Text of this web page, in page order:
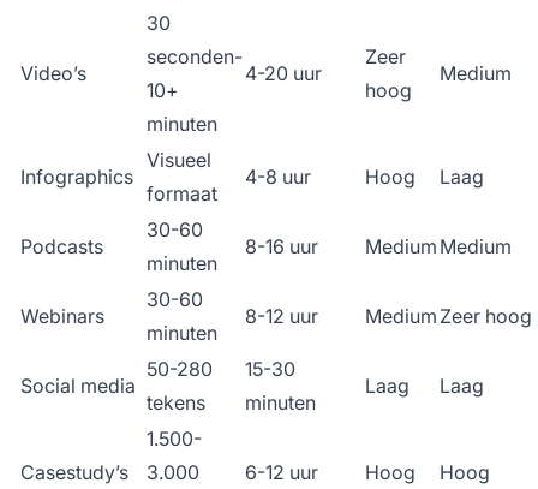
Video’s
30
seconden-
10+
minuten
4-20 uur
Zeer
hoog
Medium
Infographics
Visueel
formaat
4-8 uur Hoog Laag
Podcasts
30-60
minuten
8-16 uur Medium Medium
Webinars
30-60
minuten
8-12 uur Medium Zeer hoog
Social media
50-280
tekens
15-30
minuten
Laag Laag
Casestudy’s
1.500-
3.000
6-12 uur Hoog Hoog